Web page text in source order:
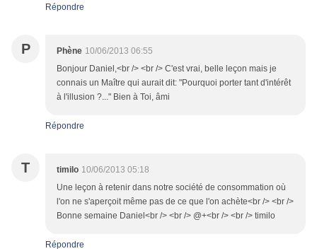
Répondre
P Phène 10/06/2013 06:55
Bonjour Daniel,<br /> <br /> C'est vrai, belle leçon mais je
connais un Maître qui aurait dit: "Pourquoi porter tant d'intérêt
à l'illusion ?..." Bien à Toi, âmi
Répondre
T timilo 10/06/2013 05:18
Une leçon à retenir dans notre société de consommation où
l'on ne s'aperçoit même pas de ce que l'on achète<br /> <br />
Bonne semaine Daniel<br /> <br /> @+<br /> <br /> timilo
Répondre